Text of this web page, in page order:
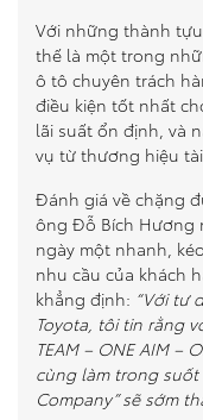
Với những thành
thế là một trong
ô tô chuyên trách
điều kiện tốt nhất
lãi suất ổn định, và
vụ từ thương hiệu
Đánh giá về chặng
ông Đỗ Bích Hương
ngày một nhanh,
nhu cầu của khách
khẳng định: “Với tư
Toyota, tôi tin rằng
TEAM – ONE AIM –
cùng làm trong suốt
Company” sẽ sớm